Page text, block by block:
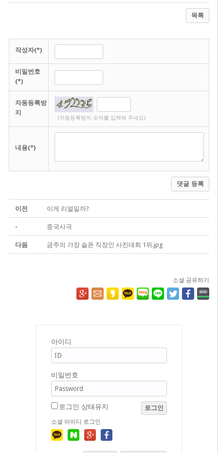
목록
작성자(*)
비밀번호
(*)
자동등록방
지
(자동등록방지 숫자를 입력해 주세요)
내용(*)
댓글 등록
이전 이게 리얼일까?
- 중국사극
다음 금주의 가장 슬픈 직장인 사진대회 1위.jpg
소셜 공유하기
아이디
비밀번호
로그인 상태유지 로그인
소셜 아이디 로그인